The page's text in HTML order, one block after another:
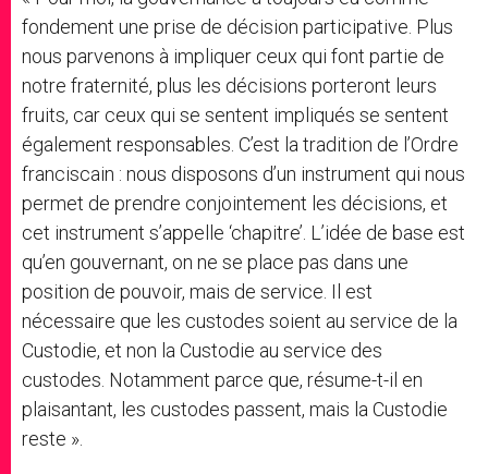
fondement une prise de décision participative. Plus
nous parvenons à impliquer ceux qui font partie de
notre fraternité, plus les décisions porteront leurs
fruits, car ceux qui se sentent impliqués se sentent
également responsables. C’est la tradition de l’Ordre
franciscain : nous disposons d’un instrument qui nous
permet de prendre conjointement les décisions, et
cet instrument s’appelle ‘chapitre’. L’idée de base est
qu’en gouvernant, on ne se place pas dans une
position de pouvoir, mais de service. Il est
nécessaire que les custodes soient au service de la
Custodie, et non la Custodie au service des
custodes. Notamment parce que, résume-t-il en
plaisantant, les custodes passent, mais la Custodie
reste ».